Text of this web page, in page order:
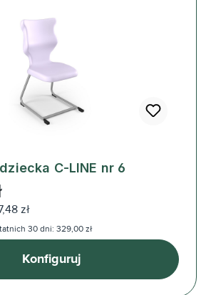
C-LINE nr 6
zł
30 dni: 329,00 zł
Konfiguruj